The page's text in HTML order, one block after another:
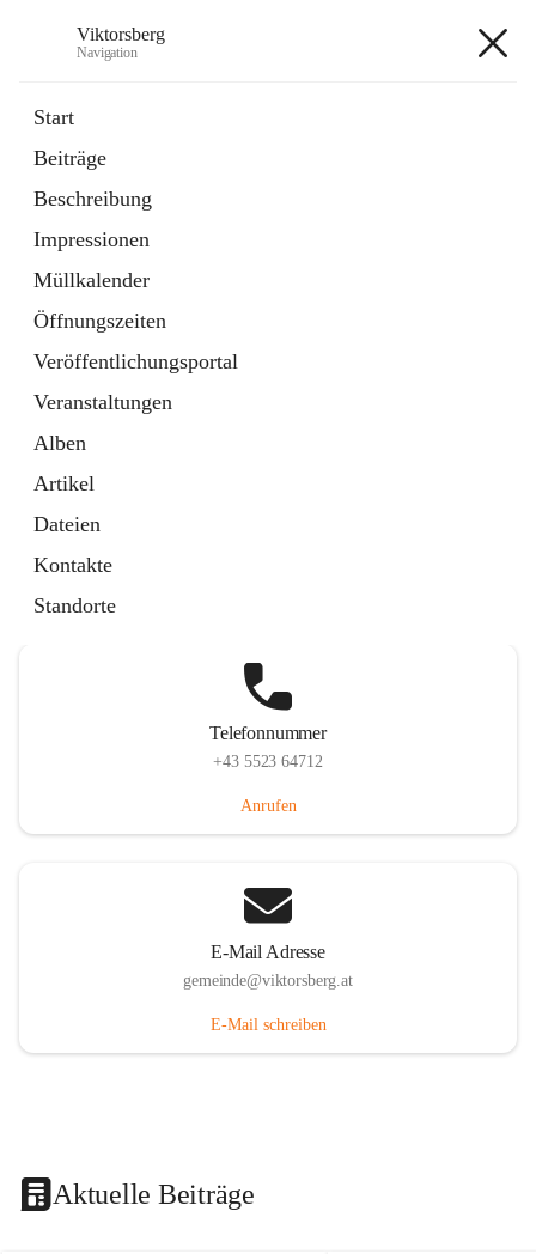
Viktorsberg
Navigation
Start
Beiträge
Beschreibung
Impressionen
Müllkalender
Öffnungszeiten
Veröffentlichungsportal
Veranstaltungen
Alben
Artikel
Dateien
Kontakte
Standorte
1 Schnellzugriff
Bürgerservice
10 Schnellzugriffe
Telefonnummer
+43 5523 64712
Anrufen
E-Mail Adresse
gemeinde@viktorsberg.at
E-Mail schreiben
Aktuelle Beiträge